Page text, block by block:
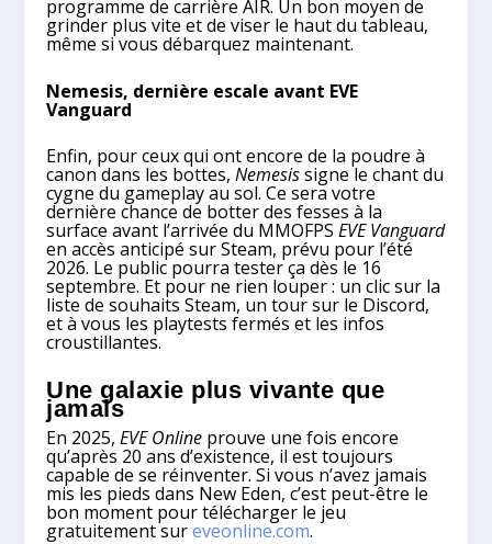
programme de carrière AIR. Un bon moyen de
grinder plus vite et de viser le haut du tableau,
même si vous débarquez maintenant.
Nemesis, dernière escale avant EVE
Vanguard
Enfin, pour ceux qui ont encore de la poudre à
canon dans les bottes,Nemesissigne le chant du
cygne du gameplay au sol. Ce sera votre
dernière chance de botter des fesses à la
surface avant l’arrivée du MMOFPSEVE Vanguard
en accès anticipé sur Steam, prévu pour l’été
2026. Le public pourra tester ça dès le 16
septembre. Et pour ne rien louper : un clic sur la
liste de souhaits Steam, un tour sur le Discord,
et à vous les playtests fermés et les infos
croustillantes.
Une galaxie plus vivante que
jamais
En 2025,EVE Online prouve une fois encore
qu’après 20 ans d’existence, il est toujours
capable de se réinventer. Si vous n’avez jamais
mis les pieds dans New Eden, c’est peut-être le
bon moment pour télécharger le jeu
gratuitement sureveonline.com.